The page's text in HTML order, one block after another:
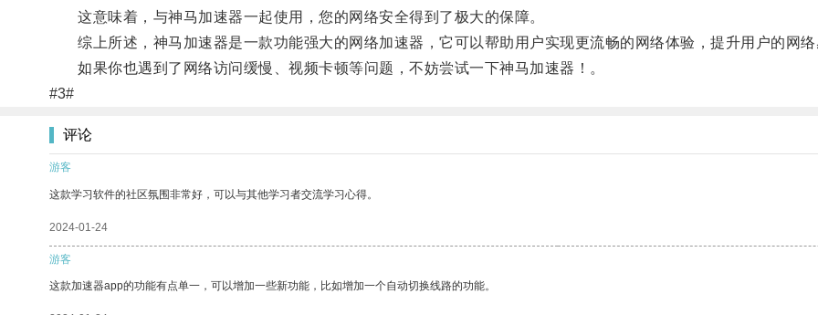
这意味着，与神马加速器一起使用，您的网络安全得到了极大的保障。
综上所述，神马加速器是一款功能强大的网络加速器，它可以帮助用户实现更流畅的网络体验，提升用户的网络
如果你也遇到了网络访问缓慢、视频卡顿等问题，不妨尝试一下神马加速器！。
#3#
评论
游客
这款学习软件的社区氛围非常好，可以与其他学习者交流学习心得。
2024-01-24
游客
这款加速器app的功能有点单一，可以增加一些新功能，比如增加一个自动切换线路的功能。